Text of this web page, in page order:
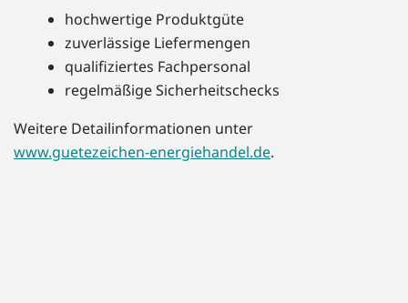
hochwertige Produktgüte
zuverlässige Liefermengen
qualifiziertes Fachpersonal
regelmäßige Sicherheitschecks
Weitere Detailinformationen unter
www.guetezeichen-energiehandel.de.